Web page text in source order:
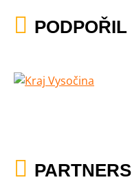
PODPOŘIL